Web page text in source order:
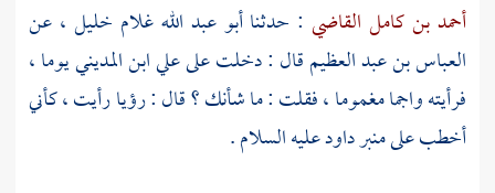
أحمد بن كامل القاضي : حدثناأبو عبد الله غلام خليل ، عن
العباس بن عبد العظيمقال : دخلت علىعلي ابن المدينييوما ،
فرأيته واجما مغموما ، فقلت : ما شأنك ؟ قال : رؤيا رأيت ، كأني
أخطب على منبرداودعليه السلام .